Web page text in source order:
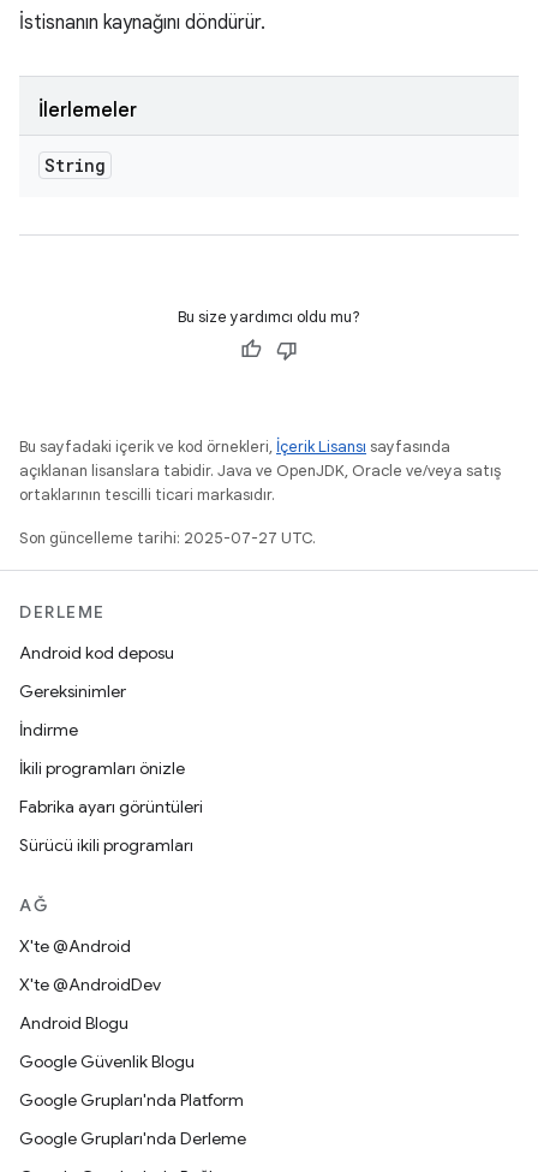
İstisnanın kaynağını döndürür.
İlerlemeler
String
Bu size yardımcı oldu mu?
Bu sayfadaki içerik ve kod örnekleri, İçerik Lisansı sayfasında
açıklanan lisanslara tabidir. Java ve OpenJDK, Oracle ve/veya satış
ortaklarının tescilli ticari markasıdır.
Son güncelleme tarihi: 2025-07-27 UTC.
DERLEME
Android kod deposu
Gereksinimler
İndirme
İkili programları önizle
Fabrika ayarı görüntüleri
Sürücü ikili programları
AĞ
X'te @Android
X'te @AndroidDev
Android Blogu
Google Güvenlik Blogu
Google Grupları'nda Platform
Google Grupları'nda Derleme